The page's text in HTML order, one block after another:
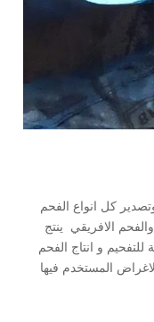
كل انواع الفحم
الافريقي ينتج
و انتاج الفحم
المستخدم فيها